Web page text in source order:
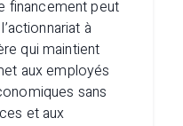
financement peut
à
qui maintient
aux employés
sans
et aux